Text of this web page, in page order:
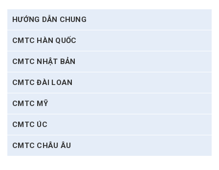
HƯỚNG DẪN CHUNG
CMTC HÀN QUỐC
CMTC NHẬT BẢN
CMTC ĐÀI LOAN
CMTC MỸ
CMTC ÚC
CMTC CHÂU ÂU